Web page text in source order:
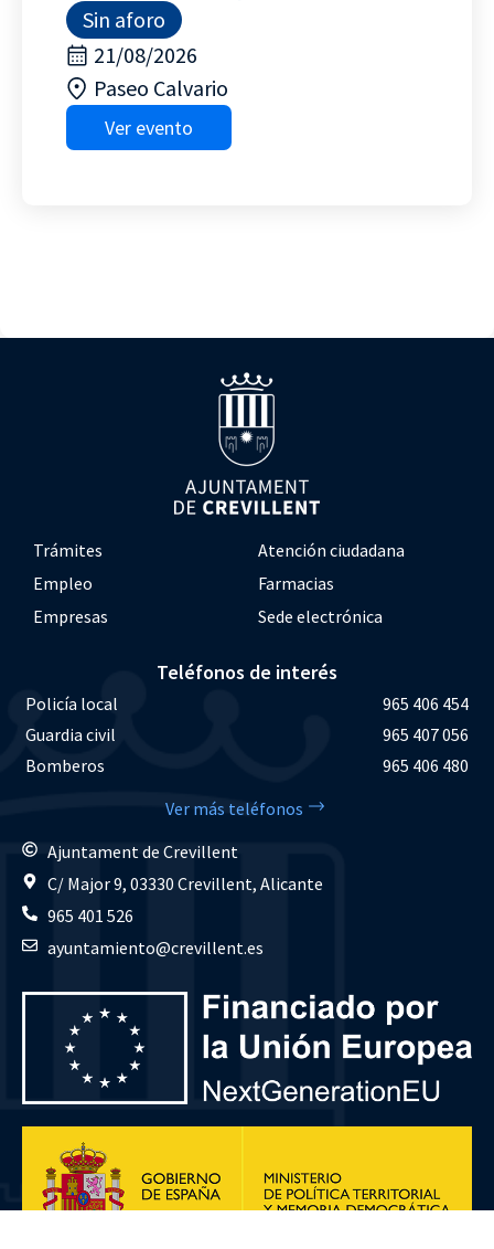
Sin aforo
21/08/2026
Paseo Calvario
Ver evento
Trámites
Atención ciudadana
Empleo
Farmacias
Empresas
Sede electrónica
Teléfonos de interés
Policía local
965 406 454
Guardia civil
965 407 056
Bomberos
965 406 480
Ver más teléfonos
Ajuntament de Crevillent
C/ Major 9, 03330 Crevillent, Alicante
965 401 526
ayuntamiento@crevillent.es